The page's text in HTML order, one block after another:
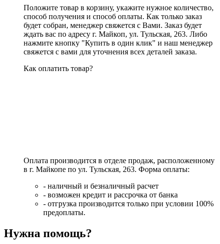
Положите товар в корзину, укажите нужное количество,
способ получения и способ оплаты. Как только заказ
будет собран, менеджер свяжется с Вами. Заказ будет
ждать вас по адресу г. Майкоп, ул. Тульская, 263. Либо
нажмите кнопку "Купить в один клик" и наш менеджер
свяжется с вами для уточнения всех деталей заказа.
Как оплатить товар?
Оплата производится в отделе продаж, расположенному
в г. Майкопе по ул. Тульская, 263. Форма оплаты:
- наличный и безналичный расчет
- возможен кредит и рассрочка от банка
- отгрузка производится только при условии 100%
предоплаты.
Нужна помощь?